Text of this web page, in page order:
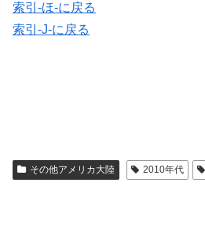
索引-ほ-に戻る
索引-J-に戻る
その他アメリカ大陸 2010年代